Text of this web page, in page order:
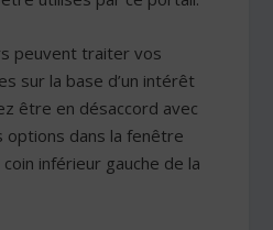
peuvent traiter vos
sur la base d’un intérêt
être en désaccord avec
options dans la fenêtre
inférieur gauche de la